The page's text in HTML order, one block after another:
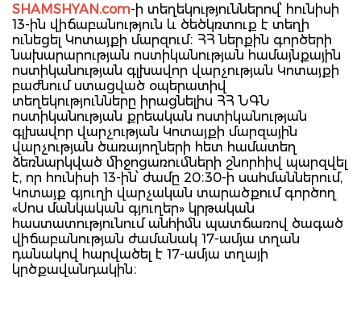
SHAMSHYAN.com-ի տեղեկություններով՝ հունիսի
13-ին վիճաբանություն և ծեծկռտուք է տեղի
ունեցել Կոտայքի մարզում։ ՀՀ ներքին գործերի
նախարարության ոստիկանության համայնքային
ոստիկանության գլխավոր վարչության Կոտայքի
բաժնում ստացված օպերատիվ
տեղեկությունները իրացնելիս ՀՀ ՆԳՆ
ոստիկանության քրեական ոստիկանության
գլխավոր վարչության Կոտայքի մարզային
վարչության ծառայողների հետ համատեղ
ձեռնարկված միջոցառումների շնորհիվ պարզվել
է, որ հունիսի 13-ին՝ ժամը 20։30-ի սահմաններում,
Կոտայք գյուղի վարչական տարածքում գործող
«Սոս մանկական գյուղեր» կրթական
հաստատությունում անհիմն պատճառով ծագած
վիճաբանության ժամանակ 17-ամյա տղան
դանակով հարվածել է 17-ամյա տղայի
կրծքավանդակին։